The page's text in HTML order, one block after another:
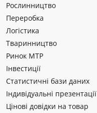
Рослинництво
Переробка
Логістика
Тваринництво
Ринок МТР
Інвестиції
Статистичні бази даних
Індивідуальні презентації
Цінові довідки на товар